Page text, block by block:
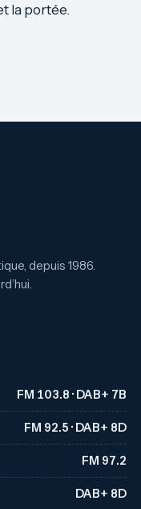
la portée.
depuis 1986.
FM 103.8 · DAB+ 7B
FM 92.5 · DAB+ 8D
FM 97.2
DAB+ 8D